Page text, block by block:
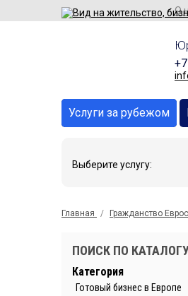
О
Услуги за рубежом
Выберите услугу:
Главная Гражданство
ПОИСК ПО
Категория
Готовый бизнес в Европе